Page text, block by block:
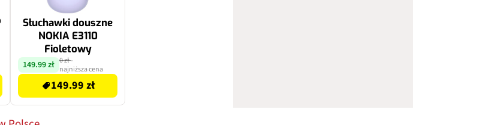
Słuchawki douszne
NOKIA E3110
Fioletowy
149.99 zł 0 zł-
najniższa cena
149.99 zł